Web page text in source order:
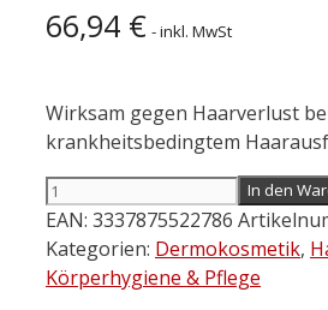
66,94 € - inkl. MwSt
Wirksam gegen Haarverlust
krankheitsbedingtem
VICHY
Dercos
Aminexil
Clinical
In den
EAN: 3337875522786
Kategorien: Dermokosmetik,
Körperhygiene & Pflege